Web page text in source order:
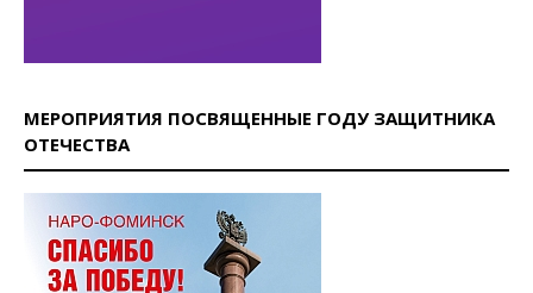
МЕРОПРИЯТИЯ ПОСВЯЩЕННЫЕ ГОДУ ЗАЩИТНИКА
ОТЕЧЕСТВА